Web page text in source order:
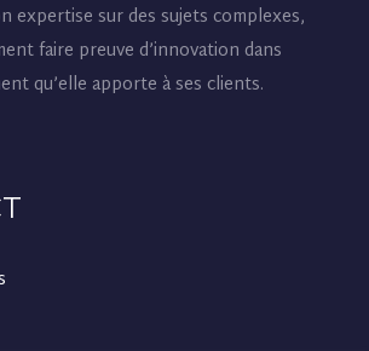
expertise sur des sujets complexes,
faire preuve d’innovation dans
qu’elle apporte à ses clients.